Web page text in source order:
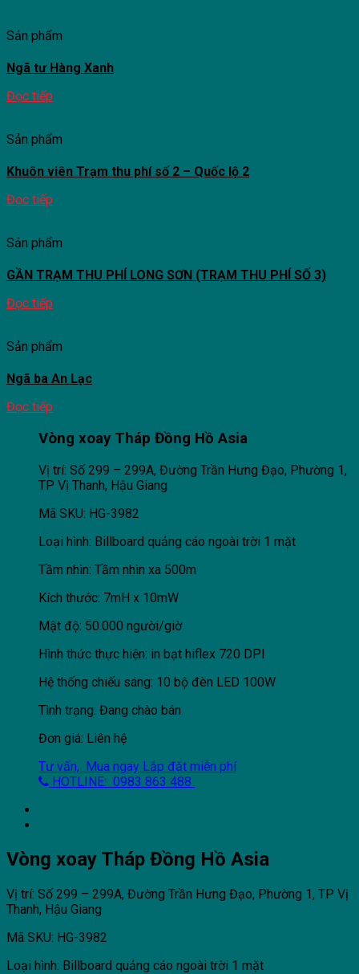
Sản phẩm
Ngã tư Hàng Xanh
Đọc tiếp
Sản phẩm
Khuôn viên Trạm thu phí số 2 – Quốc lộ 2
Đọc tiếp
Sản phẩm
GẦN TRẠM THU PHÍ LONG SƠN (TRẠM THU PHÍ SỐ 3)
Đọc tiếp
Sản phẩm
Ngã ba An Lạc
Đọc tiếp
Vòng xoay Tháp Đồng Hồ Asia
Vị trí: Số 299 – 299A, Đường Trần Hưng Đạo, Phường 1,
TP Vị Thanh, Hậu Giang
Mã SKU: HG-3982
Loại hình: Billboard quảng cáo ngoài trời 1 mặt
Tầm nhìn: Tầm nhìn xa 500m
Kích thước: 7mH x 10mW
Mật độ: 50.000 người/giờ
Hình thức thực hiện: in bạt hiflex 720 DPI
Hệ thống chiếu sáng: 10 bộ đèn LED 100W
Tình trạng: Đang chào bán
Đơn giá: Liên hệ
Tư vấn, Mua ngay Lắp đặt miễn phí
HOTLINE: 0983 863 488
Vòng xoay Tháp Đồng Hồ Asia
Vị trí: Số 299 – 299A, Đường Trần Hưng Đạo, Phường 1, TP Vị
Thanh, Hậu Giang
Mã SKU: HG-3982
Loại hình: Billboard quảng cáo ngoài trời 1 mặt